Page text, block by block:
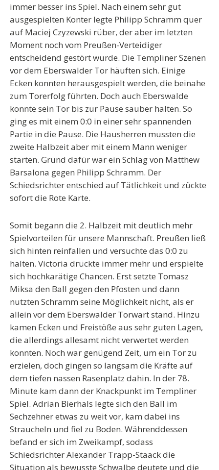
immer besser ins Spiel. Nach einem sehr gut
ausgespielten Konter legte Philipp Schramm quer
auf Maciej Czyzewski rüber, der aber im letzten
Moment noch vom Preußen-Verteidiger
entscheidend gestört wurde. Die Templiner Szenen
vor dem Eberswalder Tor häuften sich. Einige
Ecken konnten herausgespielt werden, die beinahe
zum Torerfolg führten. Doch auch Eberswalde
konnte sein Tor bis zur Pause sauber halten. So
ging es mit einem 0:0 in einer sehr spannenden
Partie in die Pause. Die Hausherren mussten die
zweite Halbzeit aber mit einem Mann weniger
starten. Grund dafür war ein Schlag von Matthew
Barsalona gegen Philipp Schramm. Der
Schiedsrichter entschied auf Tätlichkeit und zückte
sofort die Rote Karte.
Somit begann die 2. Halbzeit mit deutlich mehr
Spielvorteilen für unsere Mannschaft. Preußen ließ
sich hinten reinfallen und versuchte das 0:0 zu
halten. Victoria drückte immer mehr und erspielte
sich hochkarätige Chancen. Erst setzte Tomasz
Miksa den Ball gegen den Pfosten und dann
nutzten Schramm seine Möglichkeit nicht, als er
allein vor dem Eberswalder Torwart stand. Hinzu
kamen Ecken und Freistöße aus sehr guten Lagen,
die allerdings allesamt nicht verwertet werden
konnten. Noch war genügend Zeit, um ein Tor zu
erzielen, doch gingen so langsam die Kräfte auf
dem tiefen nassen Rasenplatz dahin. In der 78.
Minute kam dann der Knackpunkt im Templiner
Spiel. Adrian Bierhals legte sich den Ball im
Sechzehner etwas zu weit vor, kam dabei ins
Straucheln und fiel zu Boden. Währenddessen
befand er sich im Zweikampf, sodass
Schiedsrichter Alexander Trapp-Staack die
Situation als bewusste Schwalbe deutete und die